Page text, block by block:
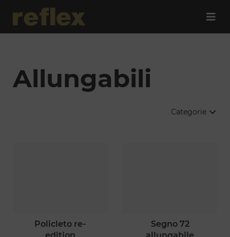
Allungabili
Categorie
policleto re-
edition
segno 72
allungabile